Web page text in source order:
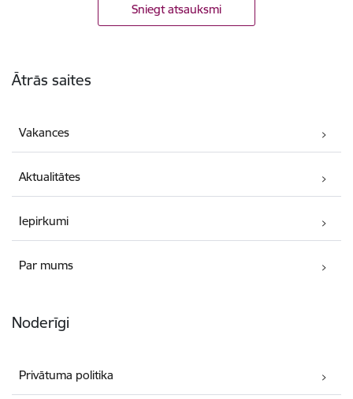
Sniegt atsauksmi
Ātrās saites
Vakances
Aktualitātes
Iepirkumi
Par mums
Noderīgi
Privātuma politika